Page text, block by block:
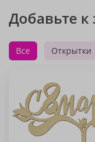
Добавьте к
Все Открытки